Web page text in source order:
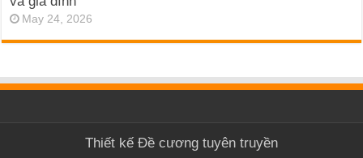
May 24, 2026
Thiết kế Đề cương tuyên truyền